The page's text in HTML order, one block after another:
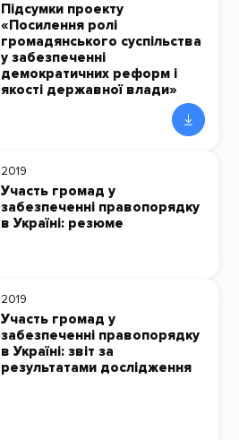
Підсумки проекту
«Посилення ролі
громадянського суспільства
у забезпеченні
демократичних реформ і
якості державної влади»
2019
Участь громад у
забезпеченні правопорядку
в Україні: резюме
2019
Участь громад у
забезпеченні правопорядку
в Україні: звіт за
результатами дослідження